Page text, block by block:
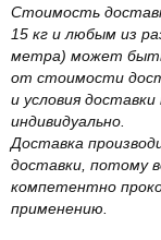
Стоимость
15 кг и любым из
метра) может
от стоимости
и условия
индивидуально.
Доставка
доставки, потому
компетентно
применению.